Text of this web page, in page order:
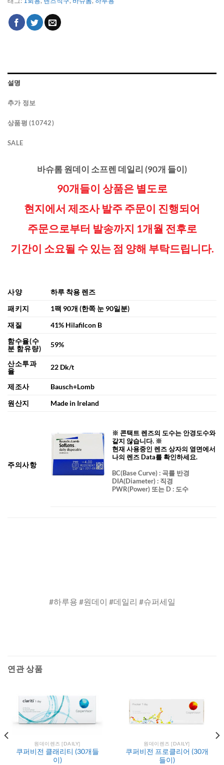
설명
추가 정보
상품평 (10742)
SALE
바슈롬 원데이 소프렌 데일리 (90개 들이)
90개들이 상품은 별도로
현지에서 제조사 발주 주문이 진행되어
주문으로부터 발송까지 1개월 전후로
기간이 소요될 수 있는 점 양해 부탁드립니다.
사양
하루 착용 렌즈
패키지
1팩 90개 (한쪽 눈 90일분)
재질
41% Hilafilcon B
함수율(수
분 함유량)
59%
산소투과
율
22 Dk/t
제조사
Bausch+Lomb
원산지
Made in Ireland
주의사항
※ 콘택트 렌즈의 도수는 안경도수와
같지 않습니다. ※
현재 사용중인 렌즈 상자의 옆면에서
나의 렌즈 Data를 확인하세요.
BC(Base Curve): 곡률 반경
DIA(Diameter) : 직경
PWR(Power) 또는 D : 도수
#하루용 #원데이 #데일리 #슈퍼세일
연관 상품
원데이렌즈 [DAILY]
쿠퍼비전 클래리티 (30개들
이)
원데이렌즈 [DAILY]
쿠퍼비전 프로클리어 (30개
들이)